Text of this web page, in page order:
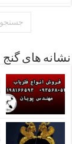
نشانه های گنج